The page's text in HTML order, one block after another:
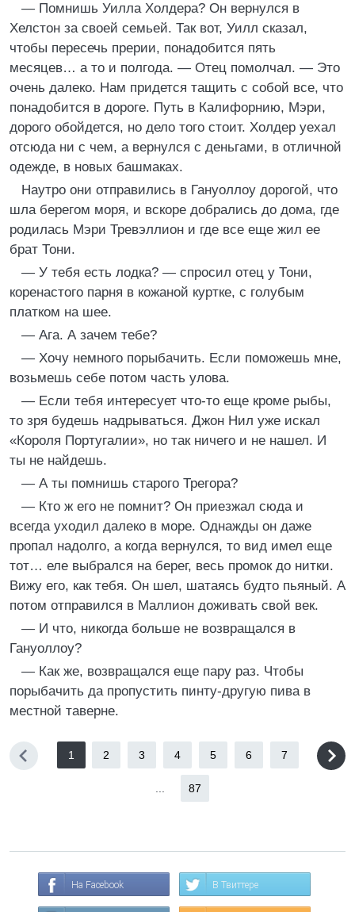
— Помнишь Уилла Холдера? Он вернулся в
Хелстон за своей семьей. Так вот, Уилл сказал,
чтобы пересечь прерии, понадобится пять
месяцев… а то и полгода. — Отец помолчал. — Это
очень далеко. Нам придется тащить с собой все, что
понадобится в дороге. Путь в Калифорнию, Мэри,
дорого обойдется, но дело того стоит. Холдер уехал
отсюда ни с чем, а вернулся с деньгами, в отличной
одежде, в новых башмаках.
Наутро они отправились в Гануоллоу дорогой, что
шла берегом моря, и вскоре добрались до дома, где
родилась Мэри Тревэллион и где все еще жил ее
брат Тони.
— У тебя есть лодка? — спросил отец у Тони,
коренастого парня в кожаной куртке, с голубым
платком на шее.
— Ага. А зачем тебе?
— Хочу немного порыбачить. Если поможешь мне,
возьмешь себе потом часть улова.
— Если тебя интересует что-то еще кроме рыбы,
то зря будешь надрываться. Джон Нил уже искал
«Короля Португалии», но так ничего и не нашел. И
ты не найдешь.
— А ты помнишь старого Трегора?
— Кто ж его не помнит? Он приезжал сюда и
всегда уходил далеко в море. Однажды он даже
пропал надолго, а когда вернулся, то вид имел еще
тот… еле выбрался на берег, весь промок до нитки.
Вижу его, как тебя. Он шел, шатаясь будто пьяный. А
потом отправился в Маллион доживать свой век.
— И что, никогда больше не возвращался в
Гануоллоу?
— Как же, возвращался еще пару раз. Чтобы
порыбачить да пропустить пинту-другую пива в
местной таверне.
1 2 3 4 5 6 7
87
На Facebook В Твиттере